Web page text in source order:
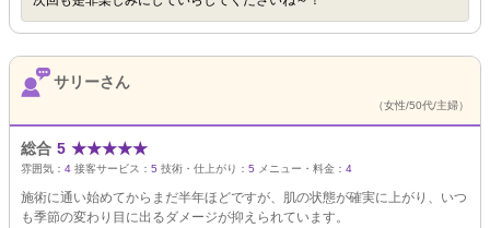
サリーさん
（女性/50代/主婦）
総合 5 ★★★★★
雰囲気： 4 接客サービス： 5 技術・仕上がり： 5 メニュー・料金： 4
施術に通い始めてからまだ半年ほどですが、肌の状態が確実に上がり、いつ
も季節の変わり目に出るダメージが抑えられています。